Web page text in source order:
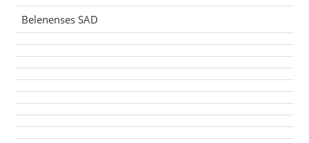
Belenenses SAD